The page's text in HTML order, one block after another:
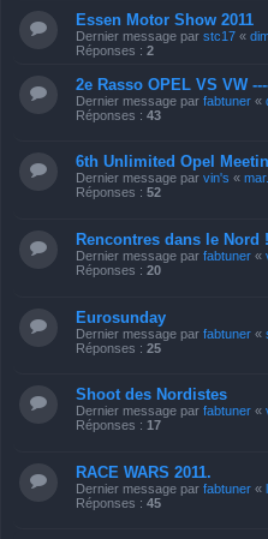
Essen Motor Show 2011
Dernier message par stc17 «
Réponses : 2
2e Rasso OPEL VS VW
Dernier message par fabtuner «
Réponses : 43
6th Unlimited Opel
Dernier message par vin's «
Réponses : 52
Rencontres dans le Nord
Dernier message par fabtuner «
Réponses : 20
Eurosunday
Dernier message par fabtuner «
Réponses : 25
Shoot des Nordistes
Dernier message par fabtuner «
Réponses : 17
RACE WARS 2011.
Dernier message par fabtuner «
Réponses : 45